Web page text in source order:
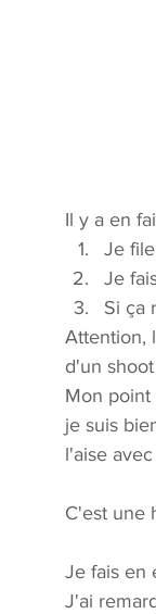
Il y a en
Je
Je
Si ça
Attention,
d'un
Mon point
je suis
l'aise
C'est une
Je fais en
J'ai